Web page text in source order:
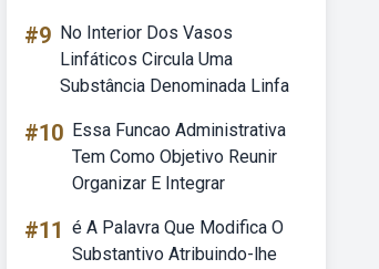
#9 No Interior Dos Vasos
Linfáticos Circula Uma
Substância Denominada Linfa
#10 Essa Funcao Administrativa
Tem Como Objetivo Reunir
Organizar E Integrar
#11 é A Palavra Que Modifica O
Substantivo Atribuindo-lhe